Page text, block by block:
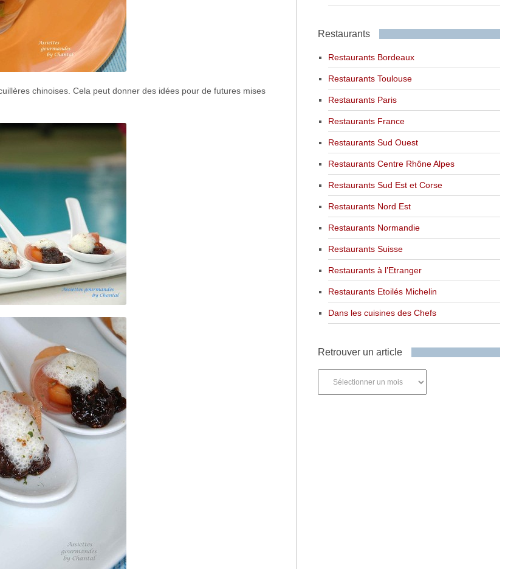
chinoises. Cela peut donner des idées pour de futures mises
Restaurants
Restaurants Bordeaux
Restaurants Toulouse
Restaurants Paris
Restaurants France
Restaurants Sud Ouest
Restaurants Centre Rhône Alpes
Restaurants Sud Est et Corse
Restaurants Nord Est
Restaurants Normandie
Restaurants Suisse
Restaurants à l’Etranger
Restaurants Etoilés Michelin
Dans les cuisines des Chefs
Retrouver un article